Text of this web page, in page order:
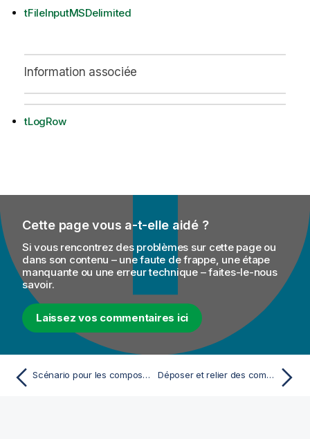
tFileInputMSDelimited
Information associée
tLogRow
Cette page vous a-t-elle aidé ?
Si vous rencontrez des problèmes sur cette page ou
dans son contenu – une faute de frappe, une étape
manquante ou une erreur technique – faites-le-nous
savoir.
Laissez vos commentaires ici
Scénario pour les composants MS Delimited Déposer et relier des composants